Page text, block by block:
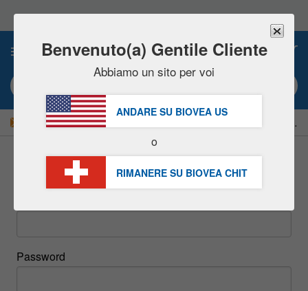
questo
sito
include
sistema
accessibilità.
RISPARMIATE ORA IL 15%!
Accedi
Password
Benvenuto(a) Gentile Cliente
Abbiamo un sito per voi
ANDARE SU BIOVEA US
o
RIMANERE SU BIOVEA CHIT